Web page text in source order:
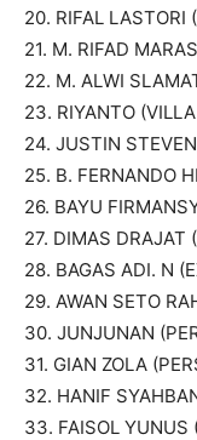
20. RIFAL LASTORI
21. M. RIFAD
22. M. ALWI
23. RIYANTO
24. JUSTIN
25. B. FERNANDO
26. BAYU
27. DIMAS DRAJAT
28. BAGAS ADI. N
29. AWAN SETO
30. JUNJUNAN
31. GIAN ZOLA
32. HANIF
33. FAISOL YUNUS